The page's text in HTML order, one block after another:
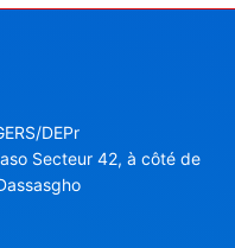
DEPr
Secteur 42, à côté de